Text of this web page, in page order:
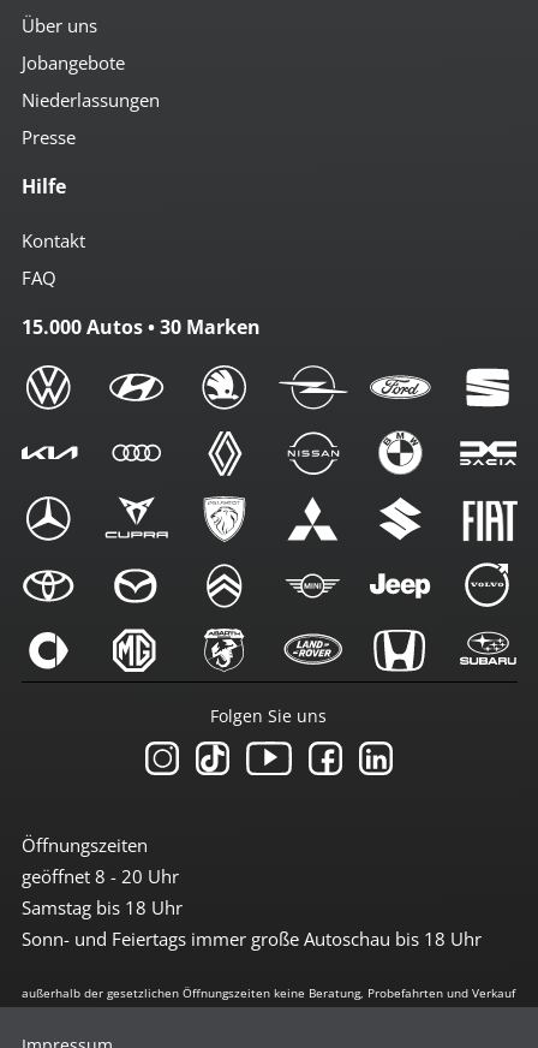
Über uns
Jobangebote
Niederlassungen
Presse
Hilfe
Kontakt
FAQ
15.000 Autos • 30 Marken
Öffnungszeiten
geöffnet 8 - 20 Uhr
Samstag bis 18 Uhr
Sonn- und Feiertags immer große Autoschau bis 18 Uhr
Folgen Sie uns
außerhalb der gesetzlichen Öffnungszeiten keine Beratung, Probefahrten und Verkauf